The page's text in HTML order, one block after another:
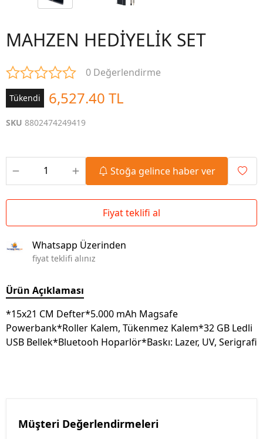
MAHZEN HEDİYELİK SET
0 Değerlendirme
Tükendi 6,527.40 TL
SKU 8802474249419
Stoğa gelince haber ver
Fiyat teklifi al
Whatsapp Üzerinden
fiyat teklifi alınız
Ürün Açıklaması
*15x21 CM Defter*5.000 mAh Magsafe
Powerbank*Roller Kalem, Tükenmez Kalem*32 GB Ledli
USB Bellek*Bluetooh Hoparlör*Baskı: Lazer, UV, Serigrafi
Müşteri Değerlendirmeleri